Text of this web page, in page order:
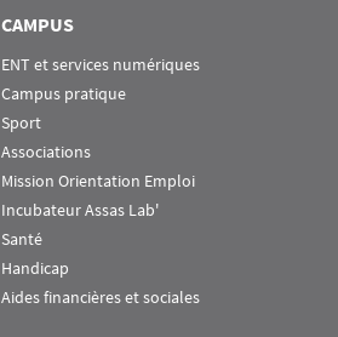
CAMPUS
ENT et services numériques
Campus pratique
Sport
Associations
Mission Orientation Emploi
Incubateur Assas Lab'
Santé
Handicap
Aides financières et sociales